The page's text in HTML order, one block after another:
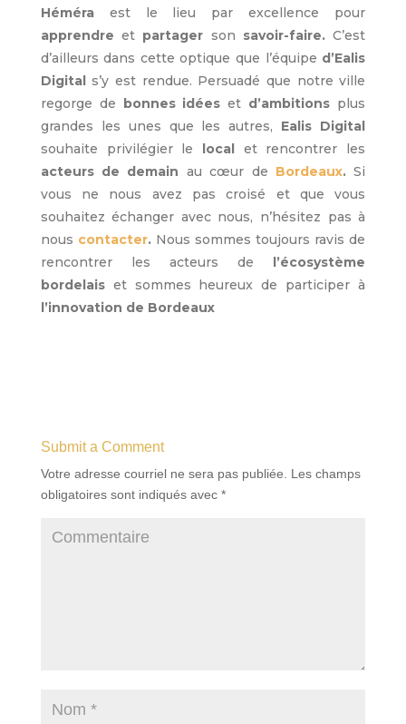
Héméraest le lieu par excellence pour
apprendre et partager son savoir-faire.C’est
d’ailleurs dans cette optique que l’équipe d’Ealis
Digitals’y est rendue. Persuadé que notre ville
regorge de bonnes idées et d’ambitions plus
grandes les unes que les autres, Ealis Digital
souhaite privilégier le local et rencontrer les
acteurs de demain au cœur de Bordeaux.Si
vous ne nous avez pas croisé et que vous
souhaitez échanger avec nous, n’hésitez pas à
nous contacter.Nous sommes toujours ravis de
rencontrer les acteurs de l’écosystème
bordelaiset sommes heureux de participer à
l’innovation de Bordeaux
Submit a Comment
Votre adresse courriel ne sera pas publiée. Les champs
obligatoires sont indiqués avec *